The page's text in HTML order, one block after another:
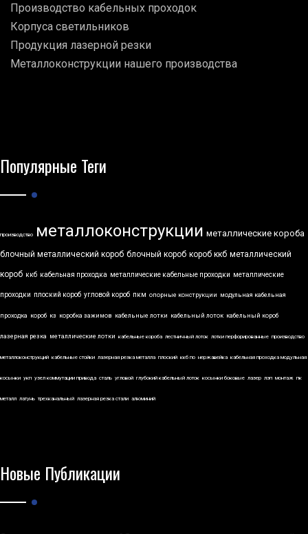
Производство кабельных проходок
Корпуса светильников
Продукция лазерной резки
Металлоконструкции нашего производства
Популярные Теги
производство металлоконструкции металлические короба
блочный металлический короб блочный короб короб ккб металлический
короб ккб кабельная проходка металлические кабельные проходки металлические
проходки плоский короб угловой короб пкм опорные конструкции модульная кабельная
проходка короб кз коробка зажимов кабельные лотки кабельный лоток кабельный короб
лазерная резка металлические лотки кабельные короба лестничный лоток лотки перфорированные производство
металлоконструкций кабельные стойки лазерная резка металла плоский ккб по нержавейка кабельная проходка модульная
косынки укп узел коммутации привода сталь угловой глубокий кабельный лоток косынки боковые лазер лэп монтаж пк
металл латунь трехканальный лазерная резка стали алюминий
Новые Публикации